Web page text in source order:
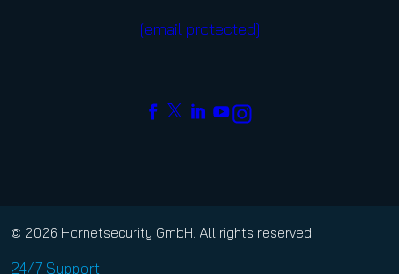
[email protected]
© 2026 Hornetsecurity GmbH. All rights reserved
24/7 Support